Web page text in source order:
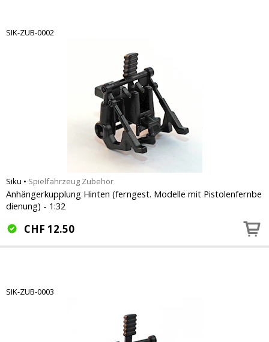
SIK-ZUB-0002
Siku • Spielfahrzeug Zubehör
Anhängerkupplung Hinten (ferngest. Modelle mit Pistolenfernbe
dienung) - 1:32
CHF 12.50
SIK-ZUB-0003